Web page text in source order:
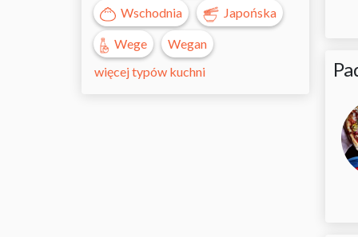
Wschodnia Japońska
Wege
Wegan
więcej typów kuchni